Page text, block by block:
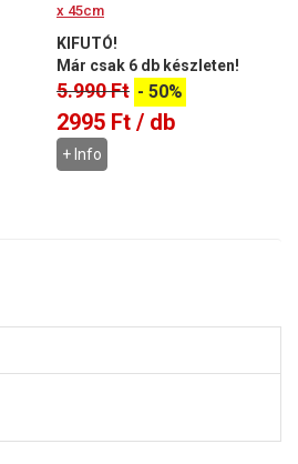
x 45cm
KIFUTÓ!
Már csak 6 db készleten!
5.990Ft - 50%
2995 Ft / db
+ Info